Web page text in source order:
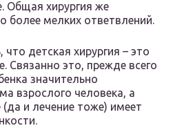
Общая хирургия же
более мелких ответвлений.
детская хирургия – это
Связанно это, прежде всего
значительно
взрослого человека, а
и лечение тоже) имеет